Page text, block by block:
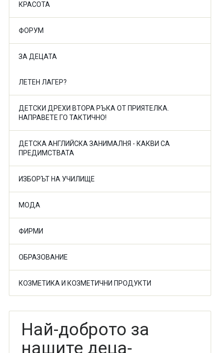
КРАСОТА
ФОРУМ
ЗА ДЕЦАТА
ЛЕТЕН ЛАГЕР?
ДЕТСКИ ДРЕХИ ВТОРА РЪКА ОТ ПРИЯТЕЛКА.
НАПРАВЕТЕ ГО ТАКТИЧНО!
ДЕТСКА АНГЛИЙСКА ЗАНИМАЛНЯ - КАКВИ СА
ПРЕДИМСТВАТА
ИЗБОРЪТ НА УЧИЛИЩЕ
МОДА
ФИРМИ
ОБРАЗОВАНИЕ
КОЗМЕТИКА И КОЗМЕТИЧНИ ПРОДУКТИ
Най-доброто за
нашите деца-